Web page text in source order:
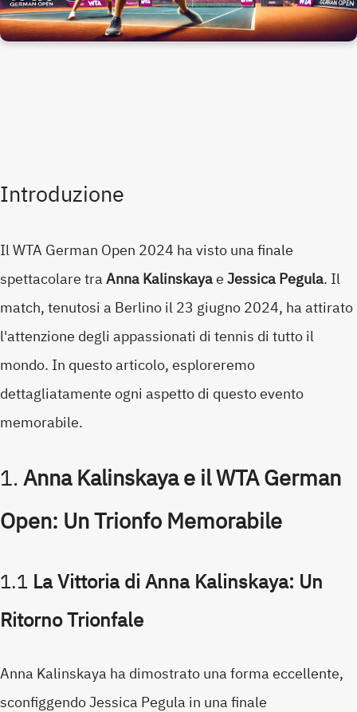
Introduzione
Il WTA German Open 2024 ha visto una finale
spettacolare traAnna KalinskayaeJessica Pegula. Il
match, tenutosi a Berlino il 23 giugno 2024, ha attirato
l'attenzione degli appassionati di tennis di tutto il
mondo. In questo articolo, esploreremo
dettagliatamente ogni aspetto di questo evento
memorabile.
1.Anna Kalinskaya e il WTA German
Open: Un Trionfo Memorabile
1.1 La Vittoria di Anna Kalinskaya: Un
Ritorno Trionfale
Anna Kalinskaya ha dimostrato una forma eccellente,
sconfiggendo Jessica Pegula in una finale